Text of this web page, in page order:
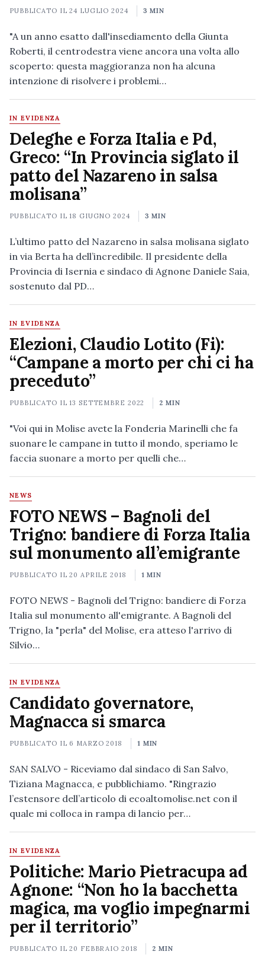
PUBBLICATO IL24 LUGLIO 2024 3 MIN
"A un anno esatto dall'insediamento della Giunta
Roberti, il centrodestra viene ancora una volta allo
scoperto: questa maggioranza non ha alcuna
intenzione di risolvere i problemi…
IN EVIDENZA
Deleghe e Forza Italia e Pd,
Greco: “In Provincia siglato il
patto del Nazareno in salsa
molisana”
PUBBLICATO IL18 GIUGNO 2024 3 MIN
L’ultimo patto del Nazareno in salsa molisana siglato
in via Berta ha dell’incredibile. Il presidente della
Provincia di Isernia e sindaco di Agnone Daniele Saia,
sostenuto dal PD…
IN EVIDENZA
Elezioni, Claudio Lotito (Fi):
“Campane a morto per chi ci ha
preceduto”
PUBBLICATO IL13 SETTEMBRE 2022 2 MIN
"Voi qui in Molise avete la Fonderia Marinelli che fa
suonare le campane in tutto il mondo, speriamo le
faccia suonare a morto per quelli che…
NEWS
FOTO NEWS – Bagnoli del
Trigno: bandiere di Forza Italia
sul monumento all’emigrante
PUBBLICATO IL20 APRILE 2018 1 MIN
FOTO NEWS - Bagnoli del Trigno: bandiere di Forza
Italia sul monumento all'emigrante. A Bagnoli del
Trigno, la "perla" del Molise, era atteso l'arrivo di
Silvio…
IN EVIDENZA
Candidato governatore,
Magnacca si smarca
PUBBLICATO IL 6 MARZO 2018 1 MIN
SAN SALVO - Riceviamo dal sindaco di San Salvo,
Tiziana Magnacca, e pubblichiamo. "Ringrazio
l’estensore dell’articolo di ecoaltomolise.net con il
quale mi colloca in rampa di lancio per…
IN EVIDENZA
Politiche: Mario Pietracupa ad
Agnone: “Non ho la bacchetta
magica, ma voglio impegnarmi
per il territorio”
PUBBLICATO IL20 FEBBRAIO 2018 2 MIN